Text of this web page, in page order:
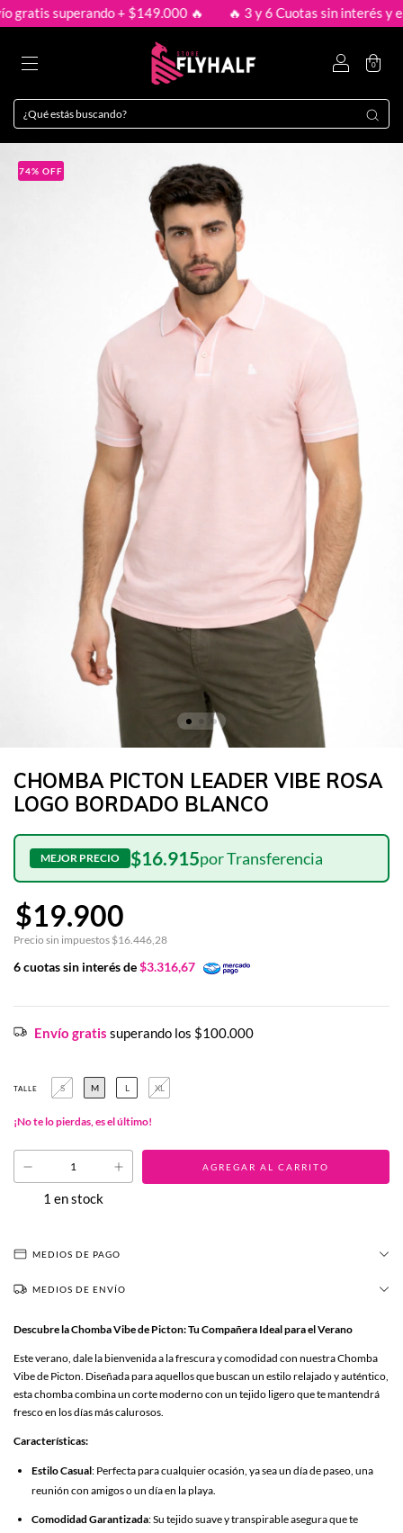
superando + $149.000 🔥 🔥 3 y 6 Cuotas sin interés y
0
74% OFF
CHOMBA PICTON LEADER VIBE ROSA
LOGO BORDADO BLANCO
$19.900
6cuotas sin interés de$3.316,67
Precio sin impuestos $16.446,28
$16.915
Envío gratis superando los $100.000
TALLE S M L XL
¡No te lo pierdas, es el último!
1 en stock
MEDIOS DE PAGO
MEDIOS DE ENVÍO
Descubre la Chomba Vibe de Picton: Tu Compañera Ideal para el Verano
Este verano, dale la bienvenida a la frescura y comodidad con nuestra Chomba
Vibe de Picton. Diseñada para aquellos que buscan un estilo relajado y auténtico,
esta chomba combina un corte moderno con un tejido ligero que te mantendrá
fresco en los días más calurosos.
Características:
Estilo Casual: Perfecta para cualquier ocasión, ya sea un día de paseo, una
reunión con amigos o un día en la playa.
Comodidad Garantizada: Su tejido suave y transpirable asegura que te